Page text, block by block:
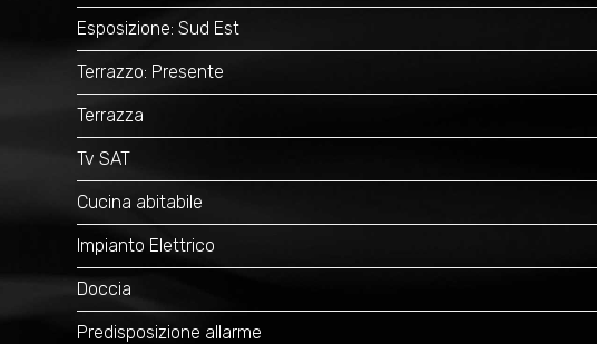
Esposizione: Sud Est
Terrazzo: Presente
Terrazza
Tv SAT
Cucina abitabile
Impianto Elettrico
Doccia
Predisposizione allarme